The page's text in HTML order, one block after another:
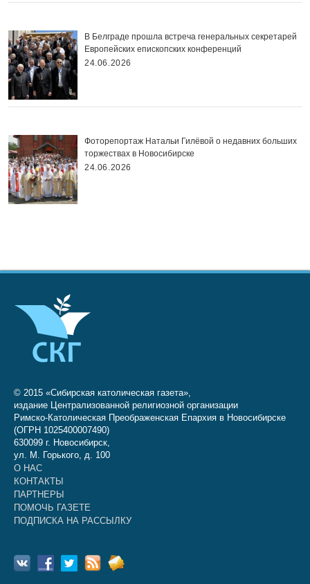
В Белграде прошла встреча генеральных секретарей
Европейских епископских конференций
24.06.2026
Фоторепортаж Натальи Гилёвой о недавних больших
торжествах в Новосибирске
24.06.2026
© 2015 «Сибирская католическая газета»,
издание Централизованной религиозной организации
Римско-Католическая Преображенская Епархия в Новосибирске
(ОГРН 1025400007490)
630099 г. Новосибирск,
ул. М. Горького, д. 100
О НАС
КОНТАКТЫ
ПАРТНЕРЫ
ПОМОЧЬ ГАЗЕТЕ
ПОДПИСКА НА РАССЫЛКУ